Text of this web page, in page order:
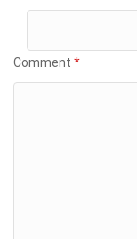
Comment *